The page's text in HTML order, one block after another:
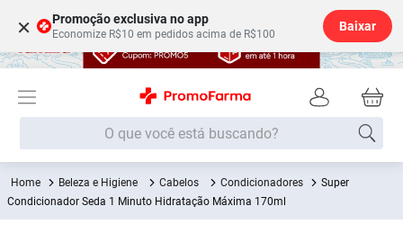
× Promoção exclusiva no app
Economize R$10 em pedidos acima de R$100
Baixar
O que você está buscando?
Beleza e Higiene Cabelos Condicionadores
Super
Condicionador Seda 1 Minuto Hidratação Máxima 170ml
Termos mais buscados
1º Fralda